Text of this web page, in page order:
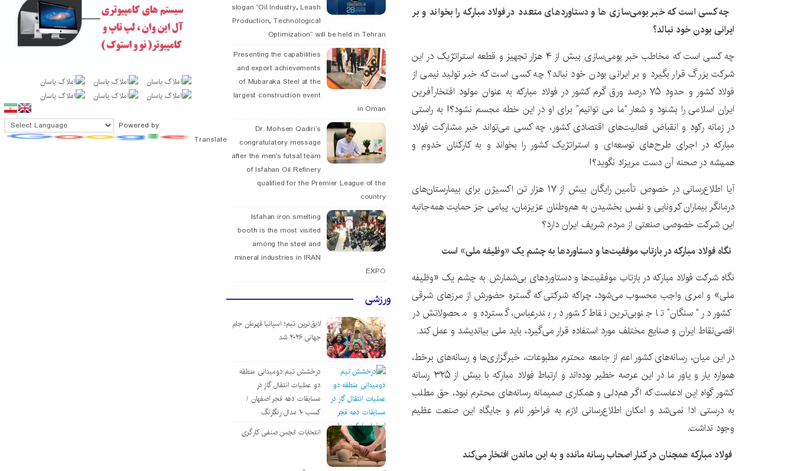
چه کسی است که خبر بومی‌سازی ها و دستاوردهای متعدد در فولاد مبارکه را بخواند و بر
ایرانی بودن خود نبالد؟
چه کسی است که مخاطب خبر بومی‌سازی بیش از ۴ هزار تجهیز و قطعه استراتژیک در این
شرکت بزرگ قرار بگیرد و بر ایرانی بودن خود نبالد؟ چه کسی است که خبر تولید نیمی از
فولاد کشور و حدود ۷۵ درصد ورق گرم کشور در فولاد مبارکه به عنوان مولود افتخارآفرین
ایران اسلامی را بشنود و شعار “ما می توانیم” برای او در این خطه مجسم نشود؟! به راستی
در زمانه رکود و انقباض فعالیت‌های اقتصادی کشور، چه کسی می‌تواند خبر مشارکت فولاد
مبارکه در اجرای طرح‌های توسعه‌ای و استراتژیک کشور را بخواند و به کارکنان خدوم و
همیشه در صحنه آن دست مریزاد نگوید؟!
آیا اطلاع‌رسانی در خصوص تأمین رایگان بیش از ۱۷ هزار تن اکسیژن برای بیمارستان‌های
درمانگر بیماران کرونایی و نفس بخشیدن به هم‌وطنان عزیزمان، پیامی جز حمایت همه‌جانبه
این شرکت خصوصی صنعتی از مردم شریف ایران دارد؟
نگاه فولاد مبارکه در بازتاب موفقیت‌ها و دستاوردها به چشم یک «وظیفه ملی» است
نگاه شرکت فولاد مبارکه در بازتاب موفقیت‌ها و دستاوردهای بی‌شمارش به چشم یک «وظیفه
ملی» و امری واجب محسوب می‌شود، چراکه شرکتی که گستره حضورش از مرزهای شرقی
کشور در “سنگان” تا جنوبی‌ترین نقاط کشور در بندرعباس، گسترده و محصولاتش در
اقصی‌نقاط ایران و صنایع مختلف مورد استفاده قرار می‌گیرد، باید ملی‌ بیاندیشد و عمل کند.
در این میان، رسانه‌های کشور اعم از جامعه محترم مطبوعات، خبرگزاری‌ها و رسانه‌های برخط،
همواره یار و یاور ما در این عرصه خطیر بوده‌اند و ارتباط فولاد مبارکه با بیش از ۳۲۵ رسانه
کشور گواه این ادعاست که اگر هم‌دلی و همکاری صمیمانه رسانه‌های محترم نبود، حق مطلب
به درستی ادا نمی‌شد و امکان اطلاع‌رسانی لازم به فراخور نام و جایگاه این صنعت عظیم
وجود نداشت.
فولاد مبارکه همچنان در کنار اصحاب رسانه مانده و به این ماندن افتخار می‌کند
slogan “Oil Industry, Leash
Production, Technological
Optimization” will be held in Tehran
Presenting the capabilities
and export achievements
of Mubaraka Steel at the
largest construction event
in Oman
Dr. Mohsen Qadiri’s
congratulatory message
after the men’s futsal team
of Isfahan Oil Refinery
qualified for the Premier League of the
country
Isfahan iron smelting
booth is the most visited
among the steel and
mineral industries in IRAN
EXPO
ورزشی
لایق‌ترین تیم؛ اسپانیا قهرمان جام
جهانی ۲۰۲۶ شد
درخشش تیم دومیدانی منطقه
دو عملیات انتقال گاز در
مسابقات دهه فجر اصفهان /
کسب ۱۰ مدال رنگارنگ
انتخابات انجمن صنفی کارگری
Powered by
Translate